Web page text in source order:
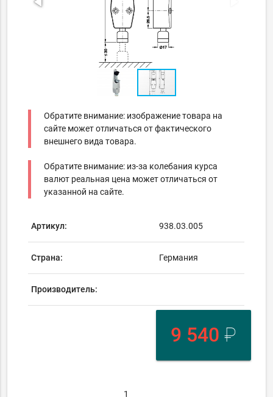
Обратите внимание: изображение товара на
сайте может отличаться от фактического
внешнего вида товара.
Обратите внимание: из-за колебания курса
валют реальная цена может отличаться от
указанной на сайте.
Артикул: 938.03.005
Страна: Германия
Производитель:
9 540 ₽